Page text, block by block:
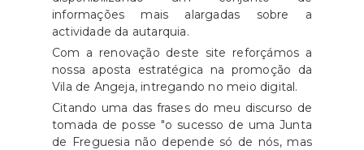
informações mais alargadas sobre a
actividade da autarquia.
Com a renovação deste site reforçámos a
nossa aposta estratégica na promoção da
Vila de Angeja, intregando no meio digital.
Citando uma das frases do meu discurso de
tomada de posse "o sucesso de uma Junta
de Freguesia não depende só de nós, mas